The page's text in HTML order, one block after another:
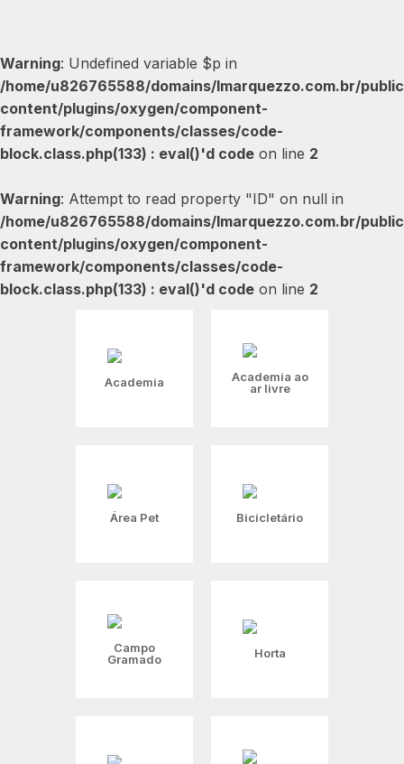
Warning: Undefined variable $p in
/home/u826765588/domains/lmarquezzo.com.br/
content/plugins/oxygen/component-
framework/components/classes/code-
block.class.php(133) : eval()'d code on line 2
Warning: Attempt to read property "ID" on null in
/home/u826765588/domains/lmarquezzo.com.br/
content/plugins/oxygen/component-
framework/components/classes/code-
block.class.php(133) : eval()'d code on line 2
Academia
Academia ao
ar livre
Área Pet Bicicletário
Campo
Gramado
Horta